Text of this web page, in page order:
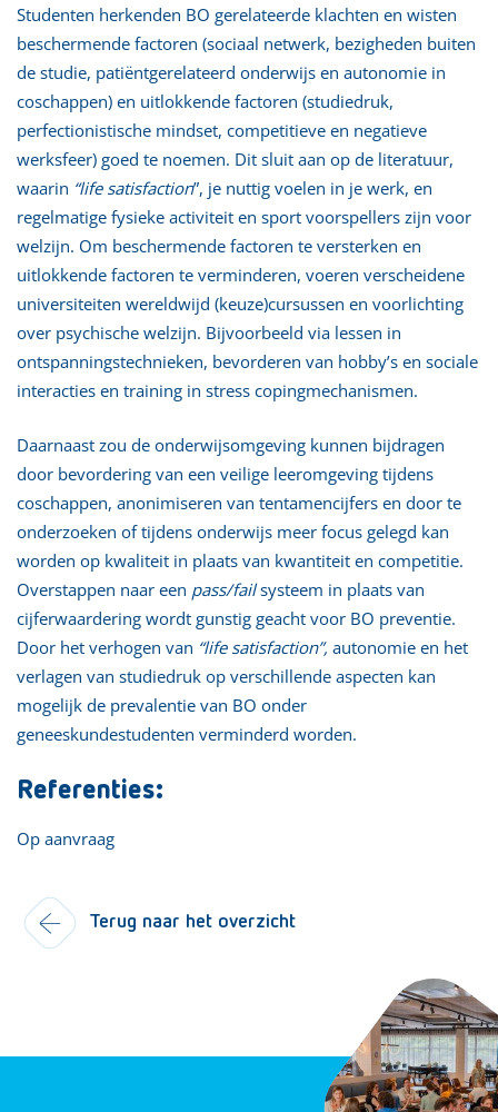
Studenten herkenden BO gerelateerde klachten en wisten
beschermende factoren (sociaal netwerk, bezigheden buiten
de studie, patiëntgerelateerd onderwijs en autonomie in
coschappen) en uitlokkende factoren (studiedruk,
perfectionistische mindset, competitieve en negatieve
werksfeer) goed te noemen. Dit sluit aan op de literatuur,
waarin “life satisfaction”, je nuttig voelen in je werk, en
regelmatige fysieke activiteit en sport voorspellers zijn voor
welzijn. Om beschermende factoren te versterken en
uitlokkende factoren te verminderen, voeren verscheidene
universiteiten wereldwijd (keuze)cursussen en voorlichting
over psychische welzijn. Bijvoorbeeld via lessen in
ontspanningstechnieken, bevorderen van hobby’s en sociale
interacties en training in stress copingmechanismen.
Daarnaast zou de onderwijsomgeving kunnen bijdragen
door bevordering van een veilige leeromgeving tijdens
coschappen, anonimiseren van tentamencijfers en door te
onderzoeken of tijdens onderwijs meer focus gelegd kan
worden op kwaliteit in plaats van kwantiteit en competitie.
Overstappen naar een pass/failsysteem in plaats van
cijferwaardering wordt gunstig geacht voor BO preventie.
Door het verhogen van “life satisfaction”, autonomie en het
verlagen van studiedruk op verschillende aspecten kan
mogelijk de prevalentie van BO onder
geneeskundestudenten verminderd worden.
Referenties:
Op aanvraag
Terug naar het overzicht